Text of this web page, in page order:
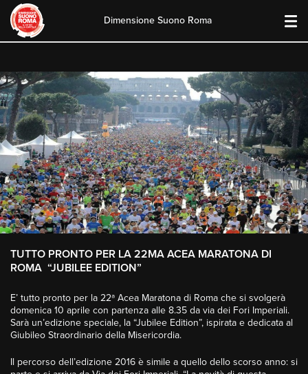
content
Dimensione Suono Roma
TUTTO PRONTO PER LA 22MA ACEA MARATONA DI
ROMA “JUBILEE EDITION”
E’ tutto pronto per la 22ª Acea Maratona di Roma che si svolgerà
domenica 10 aprile con partenza alle 8.35 da via dei Fori Imperiali.
Sarà un’edizione speciale, la “Jubilee Edition”, ispirata e dedicata al
Giubileo Straordinario della Misericordia.
Il percorso dell’edizione 2016 è simile a quello dello scorso anno: si